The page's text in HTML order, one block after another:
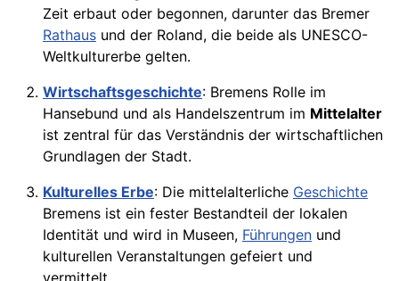
Zeit erbaut oder begonnen, darunter das Bremer
Rathaus und der Roland, die beide als UNESCO-
Weltkulturerbe gelten.
Wirtschaftsgeschichte: Bremens Rolle im
Hansebund und als Handelszentrum im Mittelalter
ist zentral für das Verständnis der wirtschaftlichen
Grundlagen der Stadt.
Kulturelles Erbe: Die mittelalterliche Geschichte
Bremens ist ein fester Bestandteil der lokalen
Identität und wird in Museen, Führungen und
kulturellen Veranstaltungen gefeiert und